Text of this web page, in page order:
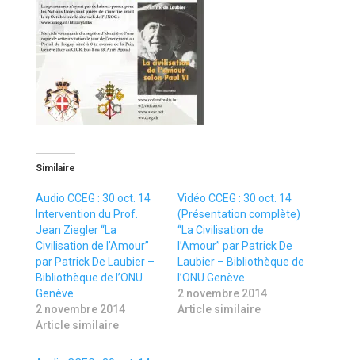
Similaire
Audio CCEG : 30 oct. 14
Intervention du Prof.
Jean Ziegler “La
Civilisation de l’Amour”
par Patrick De Laubier –
Bibliothèque de l’ONU
Genève
2 novembre 2014
Article similaire
Vidéo CCEG : 30 oct. 14
(Présentation complète)
“La Civilisation de
l’Amour” par Patrick De
Laubier – Bibliothèque de
l’ONU Genève
2 novembre 2014
Article similaire